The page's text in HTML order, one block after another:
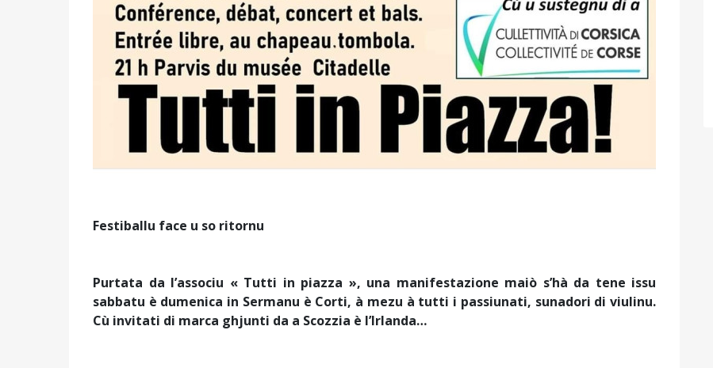
Festiballu face u so ritornu
Purtata da l’associu « Tutti in piazza », una manifestazione maiò s’hà da tene issu
sabbatu è dumenica in Sermanu è Corti, à mezu à tutti i passiunati, sunadori di viulinu.
Cù invitati di marca ghjunti da a Scozzia è l’Irlanda…